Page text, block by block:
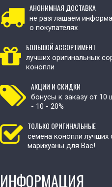
АНОНИМНАЯ ДОСТАВКА
не разглашаем
о покупателях
БОЛЬШОЙ АССОРТИМЕНТ
лучших оригинальных
конопли
АКЦИИ И СКИДКИ
бонусы к заказу от 10
- 10 - 20%
ТОЛЬКО ОРИГИНАЛЬНЫЕ
семена конопли лучших
марихуаны для Вас!
ИНФОРМАЦИЯ